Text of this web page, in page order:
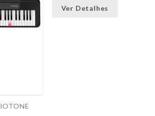
Ver Detalhes